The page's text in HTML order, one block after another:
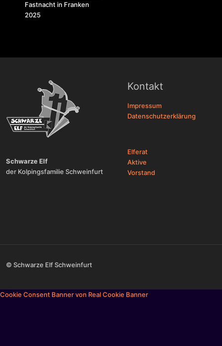
Fastnacht in Franken
2025
Schwarze Elf
der Kolpingsfamilie Schweinfurt
Kontakt
Impressum
Datenschutzerklärung
Elferat
Aktive
Vorstand
© Schwarze Elf Schweinfurt
Cookie Consent Banner von Real Cookie Banner